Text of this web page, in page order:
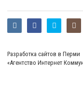
Разработка сайтов в Перми
«Агентство Интернет